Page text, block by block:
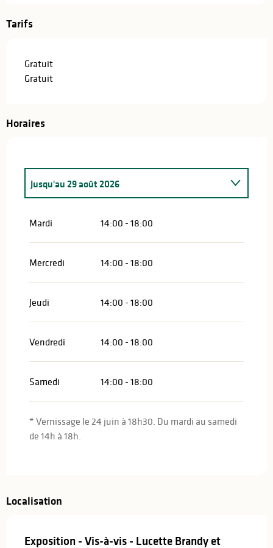
Tarifs
Gratuit
Gratuit
Horaires
Jusqu'au29 août 2026
Mardi 14:00 - 18:00
Mercredi 14:00 - 18:00
Jeudi 14:00 - 18:00
Vendredi 14:00 - 18:00
Samedi 14:00 - 18:00
* Vernissage le 24 juin à 18h30. Du mardi au samedi
de 14h à 18h.
Localisation
Exposition - Vis-à-vis - Lucette Brandy et